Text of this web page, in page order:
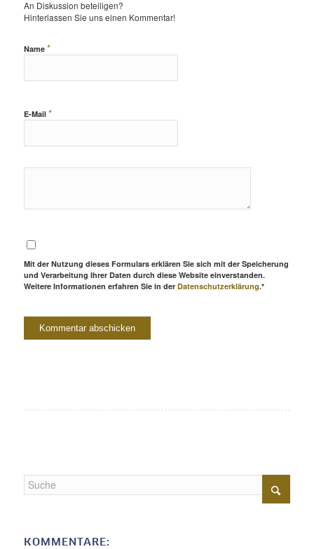
An Diskussion beteiligen?
Hinterlassen Sie uns einen Kommentar!
Name *
E-Mail *
Mit der Nutzung dieses Formulars erklären Sie sich mit der Speicherung
und Verarbeitung Ihrer Daten durch diese Website einverstanden.
Weitere Informationen erfahren Sie in der Datenschutzerklärung.*
KOMMENTARE: